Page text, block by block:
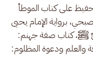
على كتاب الموطأ
برواية الإمام يحيى
ﷺ، كتاب صفة جهنم:
ودعوة المظلوم: